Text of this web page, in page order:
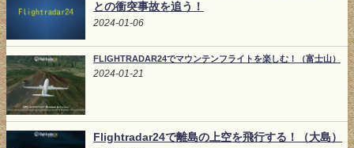
との衝突事故を追う！
2024-01-06
FLIGHTRADAR24でマウンテンフライトを楽しむ！（富士山）
2024-01-21
Flightradar24で離島の上空を飛行する！（大島）